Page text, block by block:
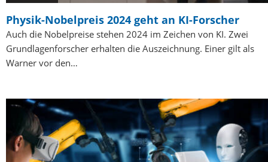
Physik-Nobelpreis 2024 geht an KI-Forscher
Auch die Nobelpreise stehen 2024 im Zeichen von KI. Zwei
Grundlagenforscher erhalten die Auszeichnung. Einer gilt als
Warner vor den…